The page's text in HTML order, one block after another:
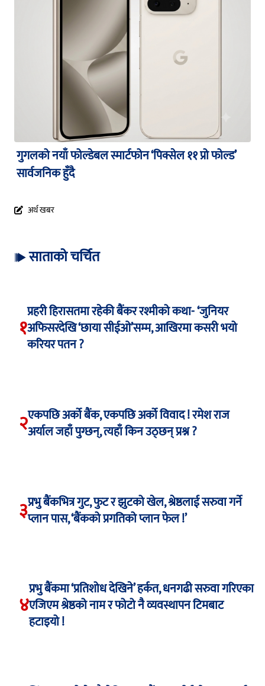
गुगलको नयाँ फोल्डेबल स्मार्टफोन ‘पिक्सेल ११ प्रो फोल्ड’
सार्वजनिक हुँदै
अर्थ खबर
साताको चर्चित
१
प्रहरी हिरासतमा रहेकी बैंकर रश्मीको कथा- ‘जुनियर
अफिसरदेखि ‘छाया सीईओ’सम्म, आखिरमा कसरी भयो
करियर पतन ?
२एकपछि अर्को बैंक, एकपछि अर्को विवाद ! रमेश राज
अर्याल जहाँ पुग्छन्, त्यहाँ किन उठ्छन् प्रश्न ?
३प्रभु बैंकभित्र गुट, फुट र झुटको खेल, श्रेष्ठलाई सरुवा गर्ने
प्लान पास, ‘बैंकको प्रगतिको प्लान फेल !’
४
प्रभु बैंकमा ‘प्रतिशोध देखिने’ हर्कत, धनगढी सरुवा गरिएका
एजिएम श्रेष्ठको नाम र फोटो नै व्यवस्थापन टिमबाट
हटाइयो !